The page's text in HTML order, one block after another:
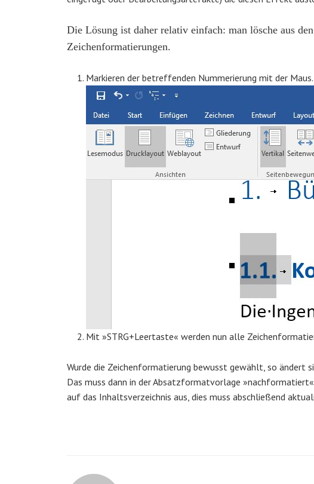
Die Lösung ist daher relativ einfach: man lösche aus
Zeichenformatierungen.
Markieren der betreffenden Nummerierung mit der Maus.
Mit »STRG+Leertaste« werden nun alle
Wurde die Zeichenformatierung bewusst gewählt, so ändert
Das muss dann in der Absatzformatvorlage
auf das Inhaltsverzeichnis aus, dies muss abschließend